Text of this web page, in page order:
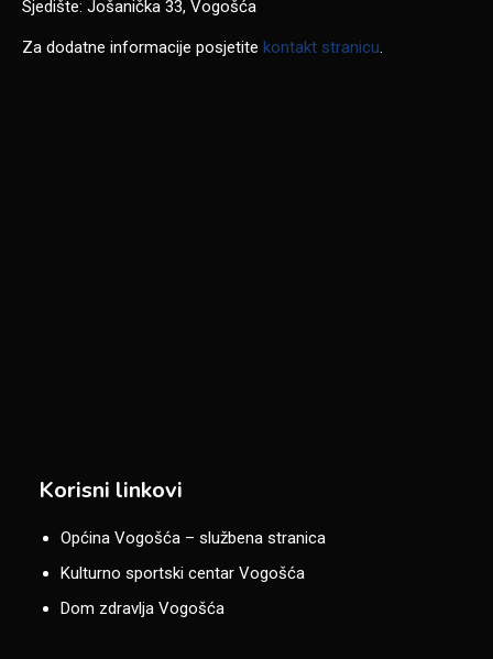
Sjedište: Jošanička 33, Vogošća
Za dodatne informacije posjetite kontakt stranicu
Korisni linkovi
Općina Vogošća – službena stranica
Kulturno sportski centar Vogošća
Dom zdravlja Vogošća